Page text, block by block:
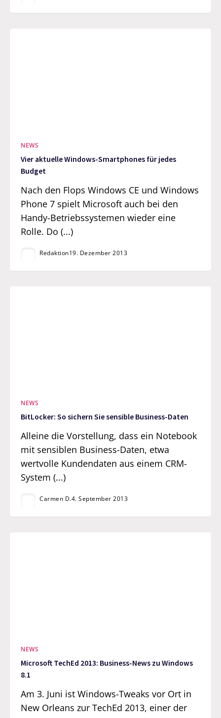
NEWS
Vier aktuelle Windows-Smartphones für jedes
Budget
Nach den Flops Windows CE und Windows
Phone 7 spielt Microsoft auch bei den
Handy-Betriebssystemen wieder eine
Rolle. Do (...)
Redaktion19. Dezember 2013
NEWS
BitLocker: So sichern Sie sensible Business-Daten
Alleine die Vorstellung, dass ein Notebook
mit sensiblen Business-Daten, etwa
wertvolle Kundendaten aus einem CRM-
System (...)
Carmen D.4. September 2013
NEWS
Microsoft TechEd 2013: Business-News zu Windows
8.1
Am 3. Juni ist Windows-Tweaks vor Ort in
New Orleans zur TechEd 2013, einer der